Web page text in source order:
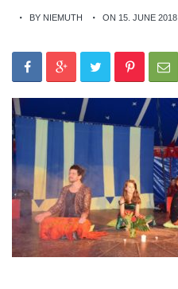
BY NIEMUTH ON 15. JUNE 2018